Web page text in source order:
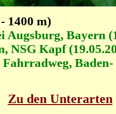
1400 m)
Augsburg, Bayern
Kapf
Baden-
Zu den Unterarten